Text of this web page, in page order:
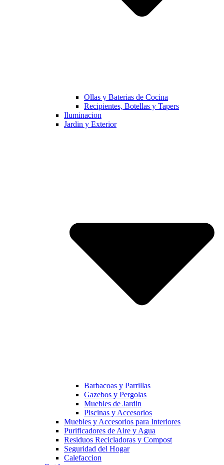
Ollas y Baterias de Cocina
Recipientes, Botellas y Tapers
Iluminacion
Jardin y Exterior
Barbacoas y Parrillas
Gazebos y Pergolas
Muebles de Jardin
Piscinas y Accesorios
Muebles y Accesorios para Interiores
Purificadores de Aire y Agua
Residuos Recicladoras y Compost
Seguridad del Hogar
Calefaccion